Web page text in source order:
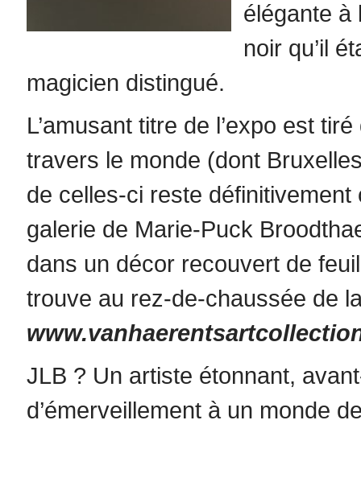
élégante à
noir qu’il
magicien distingué.
L’amusant titre de l’expo est
travers le monde (dont
de celles-ci reste
galerie de Marie-Puck
dans un décor recouvert de
trouve au rez-de-chaussée de
JLB ? Un artiste étonnant,
d’émerveillement à un monde